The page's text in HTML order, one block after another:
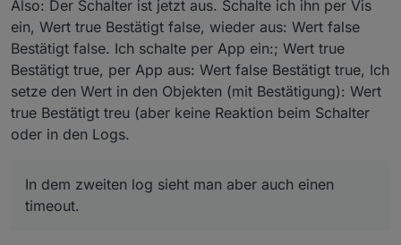
meross.0
2022-05-22 16:30:55.536	debug
Also: Der Schalter ist jetzt aus. Schalte ich ihn per Vis
ein, Wert true Bestätigt false, wieder aus: Wert false
Bestätigt false. Ich schalte per App ein:; Wert true
Bestätigt true, per App aus: Wert false Bestätigt true, Ich
setze den Wert in den Objekten (mit Bestätigung): Wert
true Bestätigt treu (aber keine Reaktion beim Schalter
oder in den Logs.
In dem zweiten log sieht man aber auch einen
timeout.